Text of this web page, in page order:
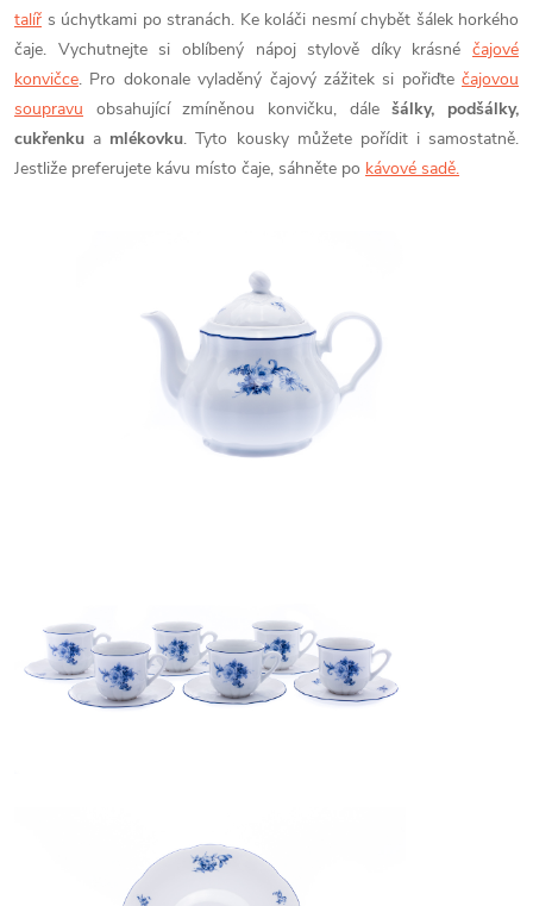
talíř s úchytkami po stranách. Ke koláči nesmí chybět šálek horkého
čaje. Vychutnejte si oblíbený nápoj stylově díky krásné čajové
konvičce. Pro dokonale vyladěný čajový zážitek si pořiďte čajovou
soupravu obsahující zmíněnou konvičku, dálešálky, podšálky,
cukřenku a mlékovku. Tyto kousky můžete pořídit i samostatně.
Jestliže preferujete kávu místo čaje, sáhněte po kávové sadě.